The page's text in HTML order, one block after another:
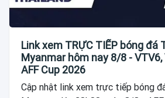
Link xem TRỰC TIẾP bóng đá
Myanmar hôm nay 8/8 -
AFF Cup 2026
Cập nhật link xem trực tiếp bóng